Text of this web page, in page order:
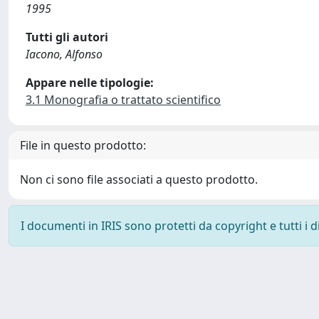
1995
Tutti gli autori
Iacono, Alfonso
Appare nelle tipologie:
3.1 Monografia o trattato scientifico
File in questo prodotto:
Non ci sono file associati a questo prodotto.
I documenti in IRIS sono protetti da copyright e tutti i